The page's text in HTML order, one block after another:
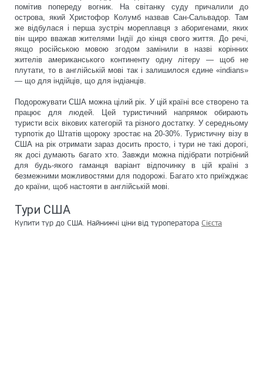
помітив попереду вогник. На світанку суду причалили до
острова, який Христофор Колумб назвав Сан-Сальвадор. Там
же відбулася і перша зустріч мореплавця з аборигенами, яких
він щиро вважав жителями Індії до кінця свого життя. До речі,
якщо російською мовою згодом замінили в назві корінних
жителів американського континенту одну літеру — щоб не
плутати, то в англійській мові так і залишилося єдине «indians»
— що для індійців, що для індіанців.
Подорожувати США можна цілий рік. У цій країні все створено та
працює для людей. Цей туристичний напрямок обирають
туристи всіх вікових категорій та різного достатку. У середньому
турпотік до Штатів щороку зростає на 20-30%. Туристичну візу в
США на рік отримати зараз досить просто, і тури не такі дорогі,
як досі думають багато хто. Завжди можна підібрати потрібний
для будь-якого гаманця варіант відпочинку в цій країні з
безмежними можливостями для подорожі. Багато хто приїжджає
до країни, щоб настояти в англійській мові.
Тури США
Купити тур до США. Найнижчі ціни від туроператора Сієста